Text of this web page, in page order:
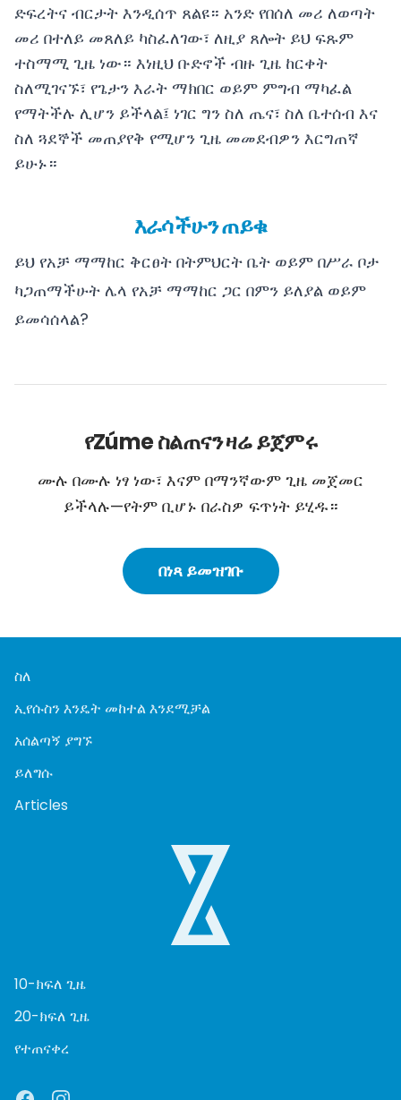
ድፍረትና ብርታት እንዲሰጥ ጸልዩ። አንድ የበሰለ መሪ ለወጣት
መሪ በተለይ መጸለይ ካስፈለገው፣ ለዚያ ጸሎት ይህ ፍጹም
ተስማሚ ጊዜ ነው። እነዚህ ቡድኖች ብዙ ጊዜ ከርቀት
ስለሚገናኙ፣ የጌታን እራት ማክበር ወይም ምግብ ማካፈል
የማትችሉ ሊሆን ይችላል፤ ነገር ግን ስለ ጤና፣ ስለ ቤተሰብ እና
ስለ ጓደኞች መጠያየቅ የሚሆን ጊዜ መመደብዎን እርግጠኛ
ይሁኑ።
እራሳችሁን ጠይቁ
ይህ የአቻ ማማከር ቅርፀት በትምህርት ቤት ወይም በሥራ ቦታ
ካጋጠማችሁት ሌላ የአቻ ማማከር ጋር በምን ይለያል ወይም
ይመሳሰላል?
የZúme ስልጠናን ዛሬ ይጀምሩ
ሙሉ በሙሉ ነፃ ነው፣ እናም በማንኛውም ጊዜ መጀመር
ይችላሉ—የትም ቢሆኑ በራስዎ ፍጥነት ይሂዱ።
በነጻ ይመዝገቡ
ስለ
ኢየሱስን እንዴት መከተል እንደሚቻል
አሰልጣኝ ያግኙ
ይለግሱ
Articles
10-ክፍለ ጊዜ
20-ክፍለ ጊዜ
የተጠናቀረ